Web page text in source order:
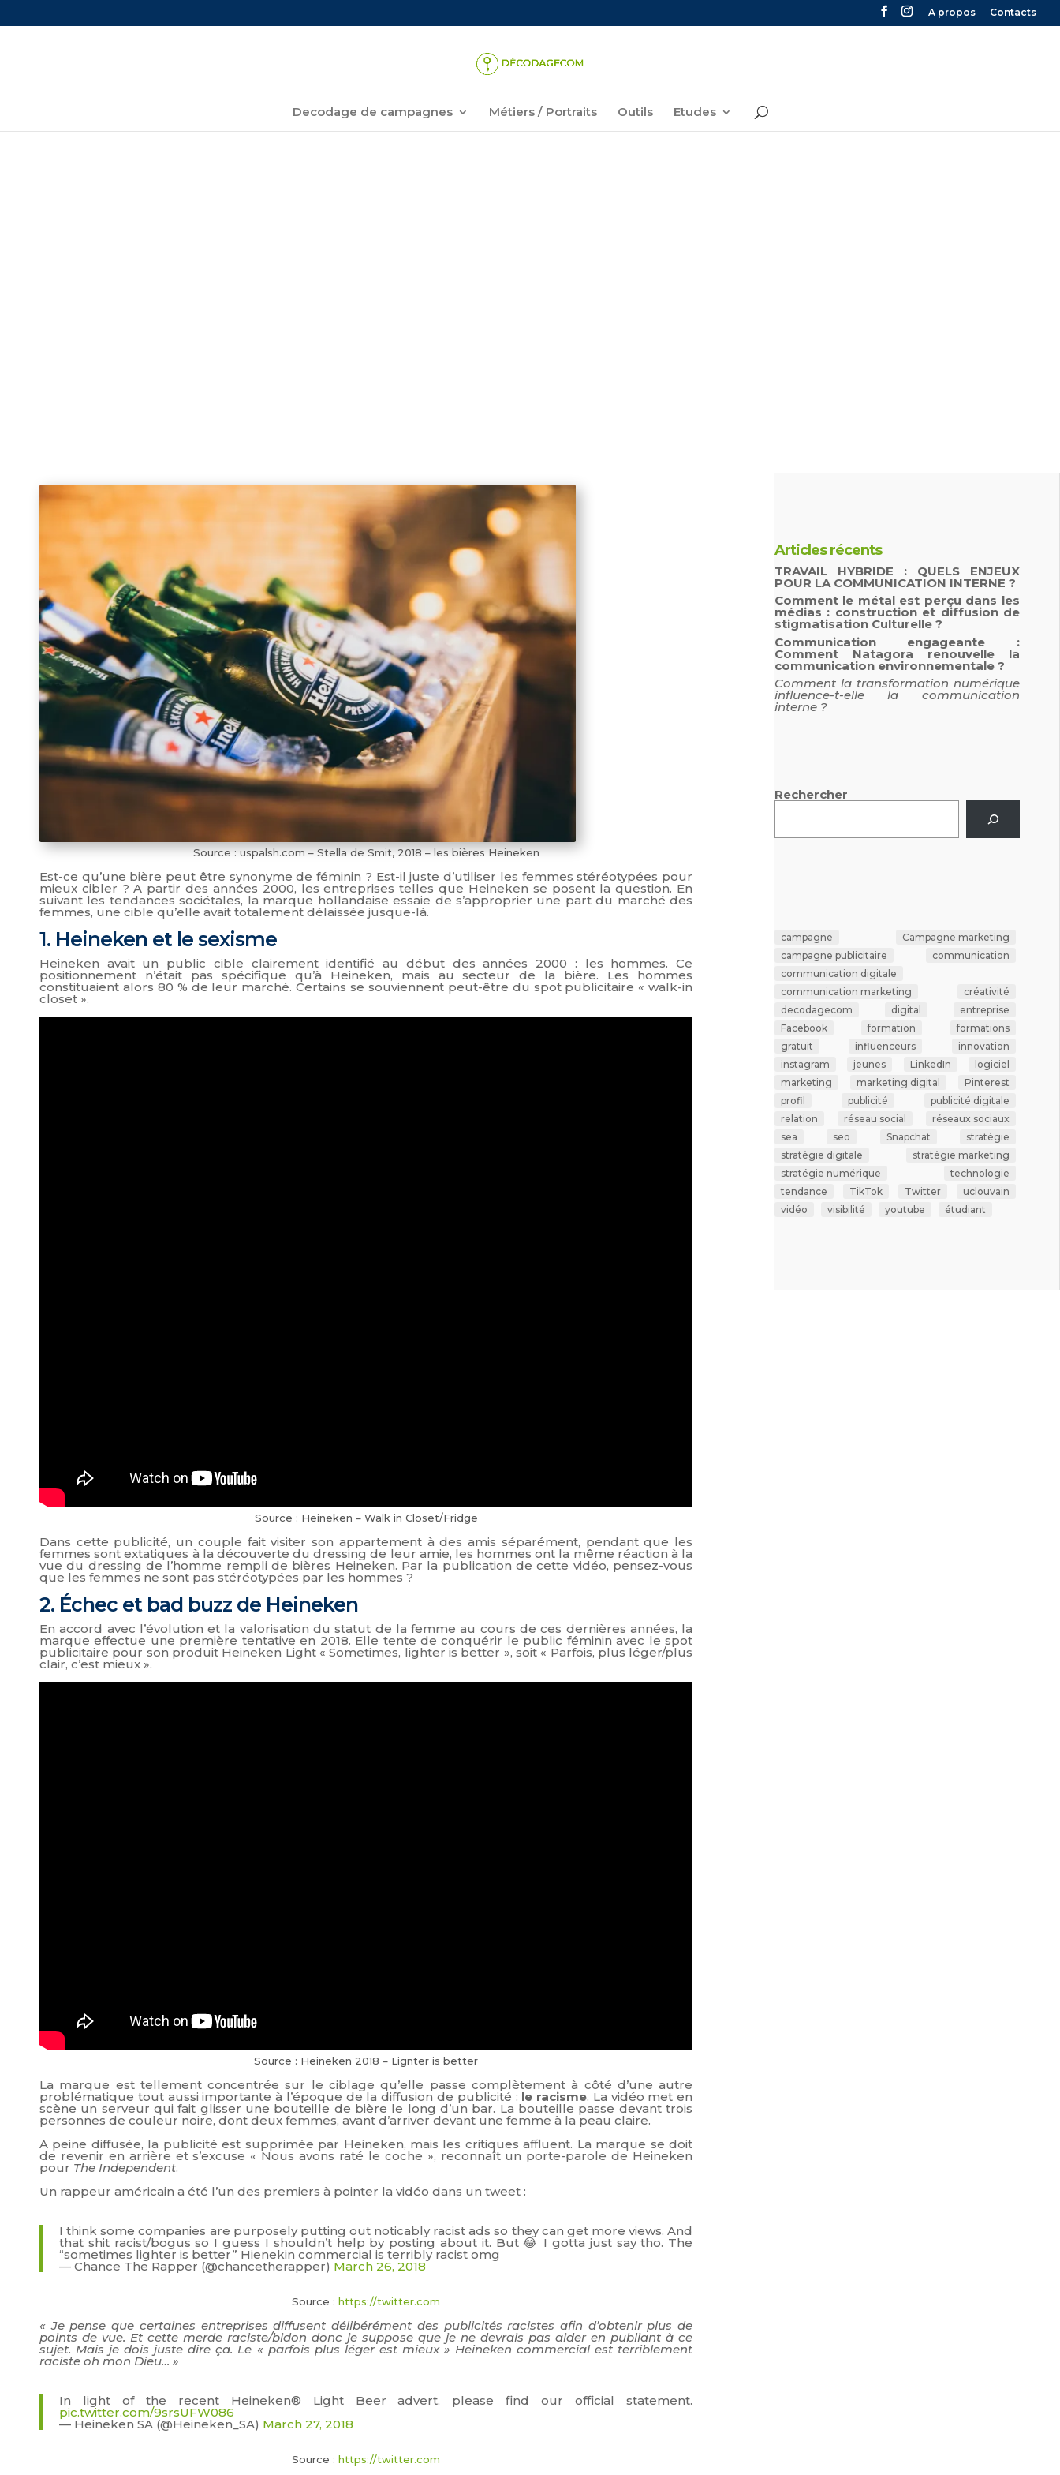
A propos Contacts
Decodage de campagnes Métiers / Portraits Outils Etudes
Source : uspalsh.com –Stella de Smit, 2018 – les bières Heineken
Est-ce qu’une bière peut être synonyme de féminin ? Est-il juste d’utiliser les femmes stéréotypées pour
mieux cibler ? A partir des années 2000, les entreprises telles que Heineken se posent la question. En
suivant les tendances sociétales, la marque hollandaise essaie de s’approprier une part du marché des
femmes, une cible qu’elle avait totalement délaissée jusque-là.
1. Heineken et le sexisme
Heineken avait un public cible clairement identifié au début des années 2000 : les hommes. Ce
positionnement n’était pas spécifique qu’à Heineken, mais au secteur de la bière. Les hommes
constituaient alors 80 % de leur marché. Certains se souviennent peut-être du spot publicitaire « walk-in
closet ».
Source : Heineken – Walk in Closet/Fridge
Dans cette publicité, un couple fait visiter son appartement à des amis séparément, pendant que les
femmes sont extatiques à la découverte du dressing de leur amie, les hommes ont la même réaction à la
vue du dressing de l’homme rempli de bières Heineken. Par la publication de cette vidéo, pensez-vous
que les femmes ne sont pas stéréotypées par les hommes ?
2. Échec et bad buzz de Heineken
En accord avec l’évolution et la valorisation du statut de la femme au cours de ces dernières années, la
marque effectue une première tentative en 2018. Elle tente de conquérir le public féminin avec le spot
publicitaire pour son produit Heineken Light « Sometimes, lighter is better », soit « Parfois, plus léger/plus
clair, c’est mieux ».
Source : Heineken 2018 – Lignter is better
La marque est tellement concentrée sur le ciblage qu’elle passe complètement à côté d’une autre
problématique tout aussi importante à l’époque de la diffusion de publicité : le racisme. La vidéo met en
scène un serveur qui fait glisser une bouteille de bière le long d’un bar. La bouteille passe devant trois
personnes de couleur noire, dont deux femmes, avant d’arriver devant une femme à la peau claire.
A peine diffusée, la publicité est supprimée par Heineken, mais les critiques affluent. La marque se doit
de revenir en arrière et s’excuse « Nous avons raté le coche », reconnaît un porte-parole de Heineken
pour The Independent.
Un rappeur américain a été l’un des premiers à pointer la vidéo dans un tweet :
I think some companies are purposely putting out noticably racist ads so they can get more views. And
that shit racist/bogus so I guess I shouldn’t help by posting about it. But 😂 I gotta just say tho. The
“sometimes lighter is better” Hienekin commercial is terribly racist omg
— Chance The Rapper (@chancetherapper) March 26, 2018
Source :https://twitter.com
« Je pense que certaines entreprises diffusent délibérément des publicités racistes afin d’obtenir plus de
points de vue. Et cette merde raciste/bidon donc je suppose que je ne devrais pas aider en publiant à ce
sujet. Mais je dois juste dire ça. Le « parfois plus léger est mieux » Heineken commercial est terriblement
raciste oh mon Dieu… »
In light of the recent Heineken® Light Beer advert, please find our official statement.
pic.twitter.com/9srsUFW086
— Heineken SA (@Heineken_SA) March 27, 2018
Source :https://twitter.com
Articles récents
TRAVAIL HYBRIDE : QUELS ENJEUX
POUR LA COMMUNICATION INTERNE ?
Comment le métal est perçu dans les
médias : construction et diffusion de
stigmatisation Culturelle ?
Communication engageante :
Comment Natagora renouvelle la
communication environnementale ?
Comment la transformation numérique
influence-t-elle la communication
interne ?
Rechercher
campagne
Campagne marketing
campagne publicitaire
communication
communication digitale
communication marketing
créativité
decodagecom
digital
entreprise
Facebook
formation
formations
gratuit
influenceurs
innovation
instagram
jeunes LinkedIn
logiciel
marketing
marketing digital
Pinterest
profil
publicité
publicité digitale
relation
réseau social
réseaux sociaux
sea
seo Snapchat
stratégie
stratégie digitale
stratégie marketing
stratégie numérique
technologie
tendance
TikTok Twitter
uclouvain
vidéo
visibilité youtube étudiant